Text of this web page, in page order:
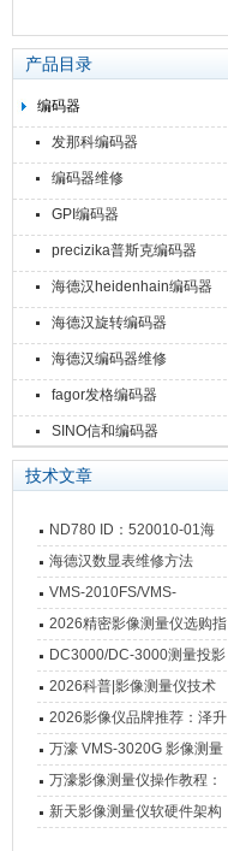
产品目录
编码器
发那科编码器
编码器维修
GPI编码器
precizika普斯克编码器
海德汉heidenhain编码器
海德汉旋转编码器
海德汉编码器维修
fagor发格编码器
SINO信和编码器
技术文章
ND780 ID：520010-01海
德汉数显表故障维修内容
海德汉数显表维修方法
VMS-2010FS/VMS-
3020FS/VMS-4030FS手动
影像测量仪技术参数
2026精密影像测量仪选购指
南 靠谱品牌一站式选型推荐
DC3000/DC-3000测量投影
仪万濠数据处理器数显表故
障维修方法
2026科普|影像测量仪技术
原理、分类及选型应用
2026影像仪品牌推荐：泽升
影像测量仪选型指南
万濠 VMS-3020G 影像测量
仪技术规格与应用解析
万濠影像测量仪操作教程：
从开机到出报告，新手也能
新天影像测量仪软硬件架构